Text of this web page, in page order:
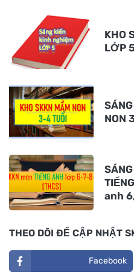
KHO
LỚP 5
NON
anh
THEO DÕI ĐỂ CẬP NHẬT
Facebook